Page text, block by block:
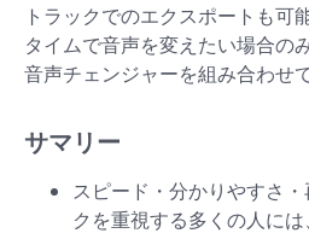
トラックでのエクスポートも可
タイムで音声を変えたい場合の
音声チェンジャーを組み合わせ
サマリー
スピード・分かりやすさ
クを重視する多くの人に